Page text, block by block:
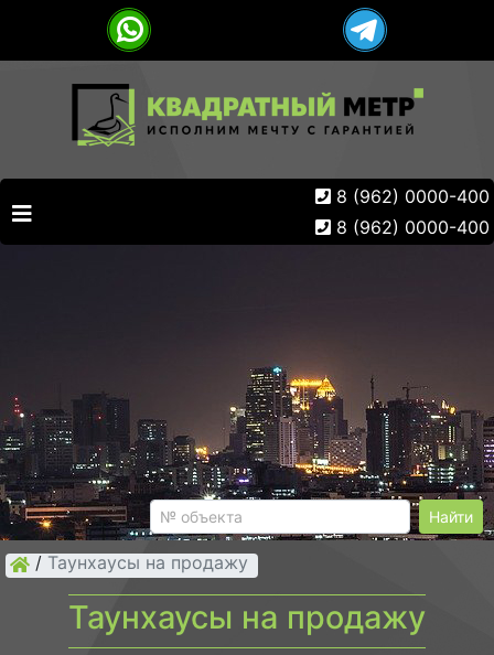
8 (962) 0000-400
8 (962) 0000-400
Найти
/ Таунхаусы на продажу
Таунхаусы на продажу